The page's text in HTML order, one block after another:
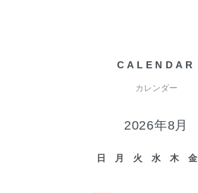
CALENDAR
カレンダー
2026年8月
日 月 火 水 木 金